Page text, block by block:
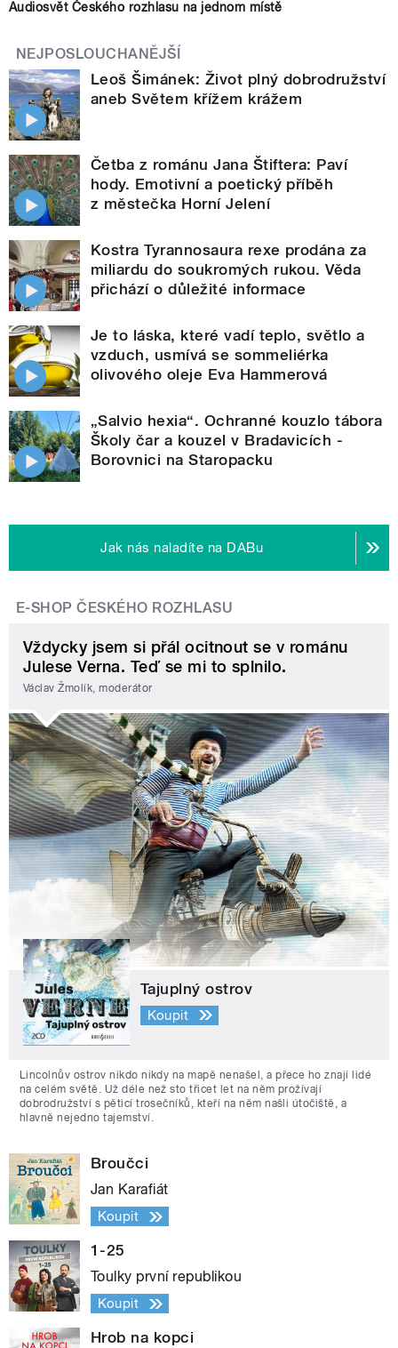
Audiosvět Českého rozhlasu na jednom místě
NEJPOSLOUCHANĚJŠÍ
Leoš Šimánek: Život plný dobrodružství
aneb Světem křížem krážem
Četba z románu Jana Štiftera: Paví
hody. Emotivní a poetický příběh
z městečka Horní Jelení
Kostra Tyrannosaura rexe prodána za
miliardu do soukromých rukou. Věda
přichází o důležité informace
Je to láska, které vadí teplo, světlo a
vzduch, usmívá se sommeliérka
olivového oleje Eva Hammerová
„Salvio hexia“. Ochranné kouzlo tábora
Školy čar a kouzel v Bradavicích -
Borovnici na Staropacku
Jak nás naladíte na DABu
E-SHOP ČESKÉHO ROZHLASU
Vždycky jsem si přál ocitnout se v románu
Julese Verna. Teď se mi to splnilo.
Václav Žmolík, moderátor
Tajuplný ostrov
Koupit
Lincolnův ostrov nikdo nikdy na mapě nenašel, a přece ho znají lidé
na celém světě. Už déle než sto třicet let na něm prožívají
dobrodružství s pěticí trosečníků, kteří na něm našli útočiště, a
hlavně nejedno tajemství.
Broučci
Jan Karafiát
Koupit
1-25
Toulky první republikou
Koupit
Hrob na kopci